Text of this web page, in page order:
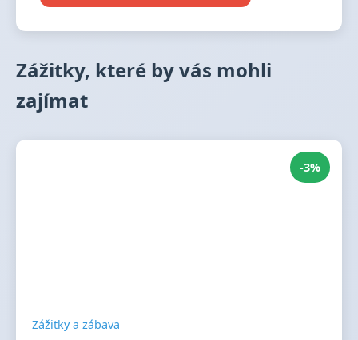
Zážitky, které by vás mohli
zajímat
-3%
Zážitky a zábava